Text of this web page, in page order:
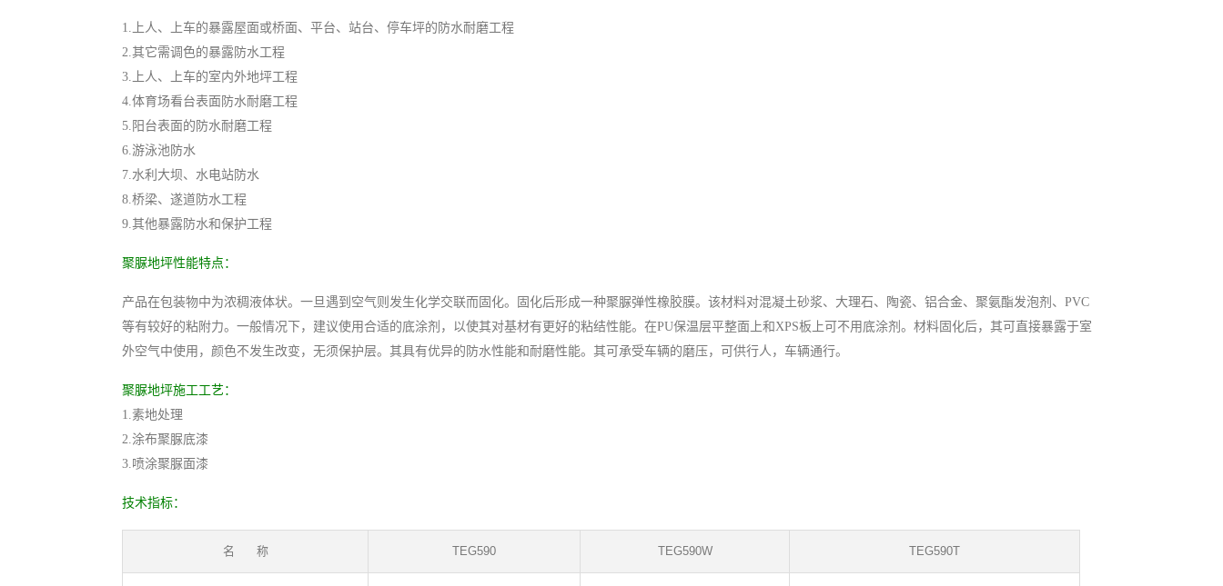
1.上人、上车的暴露屋面或桥面、平台、站台、停车坪的防水耐磨工程
2.其它需调色的暴露防水工程
3.上人、上车的室内外地坪工程
4.体育场看台表面防水耐磨工程
5.阳台表面的防水耐磨工程
6.游泳池防水
7.水利大坝、水电站防水
8.桥梁、遂道防水工程
9.其他暴露防水和保护工程
聚脲地坪性能特点：
产品在包装物中为浓稠液体状。一旦遇到空气则发生化学交联而固化。固化后形成一种聚脲弹性橡胶膜。该材料对混凝土砂浆、大理石、陶瓷、铝合金、聚氨酯发泡剂、PVC
等有较好的粘附力。一般情况下，建议使用合适的底涂剂，以使其对基材有更好的粘结性能。在PU保温层平整面上和XPS板上可不用底涂剂。材料固化后，其可直接暴露于室
外空气中使用，颜色不发生改变，无须保护层。其具有优异的防水性能和耐磨性能。其可承受车辆的磨压，可供行人，车辆通行。
聚脲地坪施工工艺：
1.素地处理
2.涂布聚脲底漆
3.喷涂聚脲面漆
技术指标：
名 称 TEG590 TEG590W TEG590T